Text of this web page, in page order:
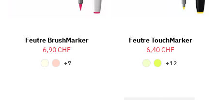
Feutre BrushMarker
6,90 CHF
+7
Feutre TouchMarker
6,40 CHF
+12